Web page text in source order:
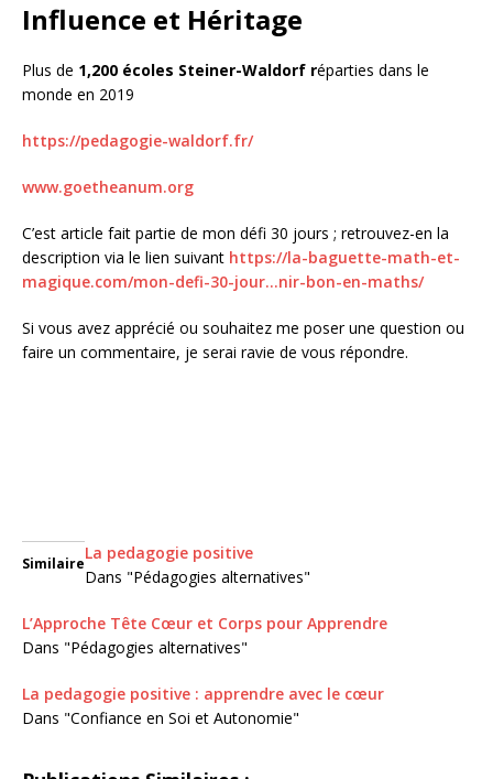
Influence et Héritage
Plus de 1,200 écoles Steiner-Waldorf réparties dans le
monde en 2019
https://pedagogie-waldorf.fr/
www.goetheanum.org
C’est article fait partie de mon défi 30 jours ; retrouvez-en la
description via le lien suivant https://la-baguette-math-et-
magique.com/mon-defi-30-jour…nir-bon-en-maths/
Si vous avez apprécié ou souhaitez me poser une question ou
faire un commentaire, je serai ravie de vous répondre.
Similaire
La pedagogie positive
Dans "Pédagogies alternatives"
L’Approche Tête Cœur et Corps pour Apprendre
Dans "Pédagogies alternatives"
La pedagogie positive : apprendre avec le cœur
Dans "Confiance en Soi et Autonomie"